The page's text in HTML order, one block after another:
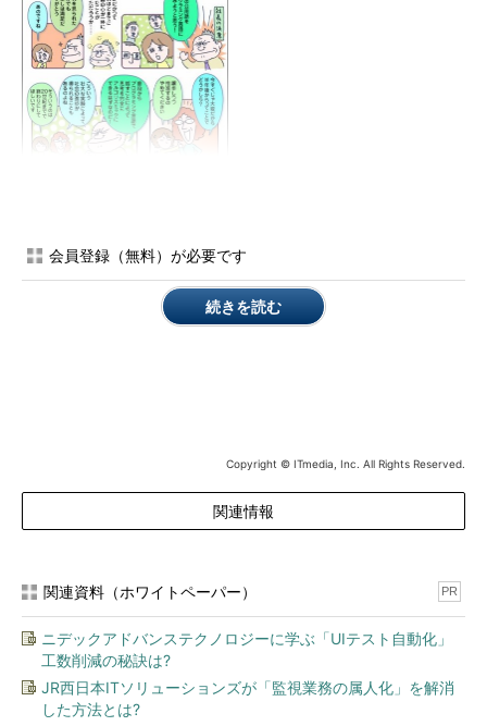
ITエンジニアがくすっと笑える、でもドキッとするネタ満載の
IT用語解説系マンガ：食べ超 インデックス
皆さんは小切手や手形を見たことがあるでしょうか。今回は、
企業が支払いの際に利用することのある小切手と手形を取り上
会員登録（無料）が必要です
続きを読む
Copyright © ITmedia, Inc. All Rights Reserved.
関連情報
関連資料（ホワイトペーパー） PR
ニデックアドバンステクノロジーに学ぶ「UIテスト自動化」
工数削減の秘訣は?
JR西日本ITソリューションズが「監視業務の属人化」を解消
した方法とは?